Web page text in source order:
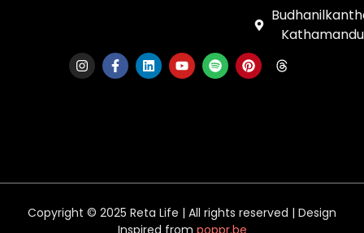
Kathamandu
Copyright © 2025 Reta Life | All rights reserved | Design
Inspired from poppr.be